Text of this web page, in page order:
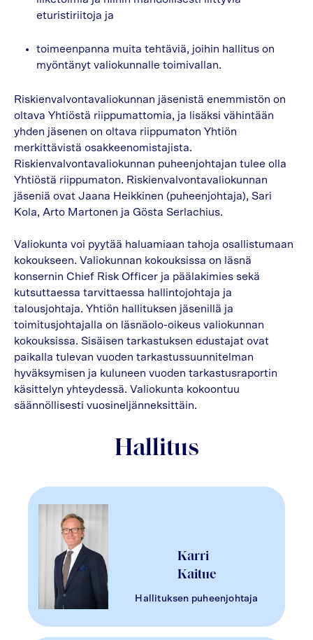
eturistiriitoja ja
toimeenpanna muita tehtäviä, joihin hallitus on
myöntänyt valiokunnalle toimivallan.
Riskienvalvontavaliokunnan jäsenistä enemmistön on
oltava Yhtiöstä riippumattomia, ja lisäksi vähintään
yhden jäsenen on oltava riippumaton Yhtiön
merkittävistä osakkeenomistajista.
Riskienvalvontavaliokunnan puheenjohtajan tulee olla
Yhtiöstä riippumaton. Riskienvalvontavaliokunnan
jäseniä ovat Jaana Heikkinen (puheenjohtaja), Sari
Kola, Arto Martonen ja Gösta Serlachius.
Valiokunta voi pyytää haluamiaan tahoja osallistumaan
kokoukseen. Valiokunnan kokouksissa on läsnä
konsernin Chief Risk Officer ja päälakimies sekä
kutsuttaessa tarvittaessa hallintojohtaja ja
talousjohtaja. Yhtiön hallituksen jäsenillä ja
toimitusjohtajalla on läsnäolo-oikeus valiokunnan
kokouksissa. Sisäisen tarkastuksen edustajat ovat
paikalla tulevan vuoden tarkastussuunnitelman
hyväksymisen ja kuluneen vuoden tarkastusraportin
käsittelyn yhteydessä. Valiokunta kokoontuu
säännöllisesti vuosineljänneksittäin.
Hallitus
Karri
Kaitue
Hallituksen puheenjohtaja